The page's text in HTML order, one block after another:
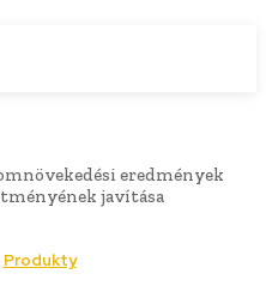
eredmények
javítása
Produkty